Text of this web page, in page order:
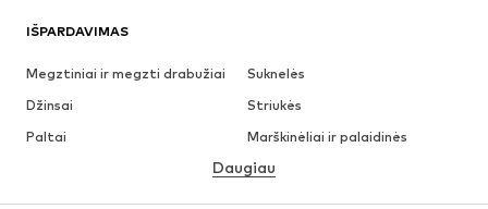
IŠPARDAVIMAS
Megztiniai ir megzti drabužiai
Suknelės
Džinsai
Striukės
Paltai
Marškinėliai ir palaidinės
Apatiniai
Sijonai
Palaidinės ir tunikos
Daugiau